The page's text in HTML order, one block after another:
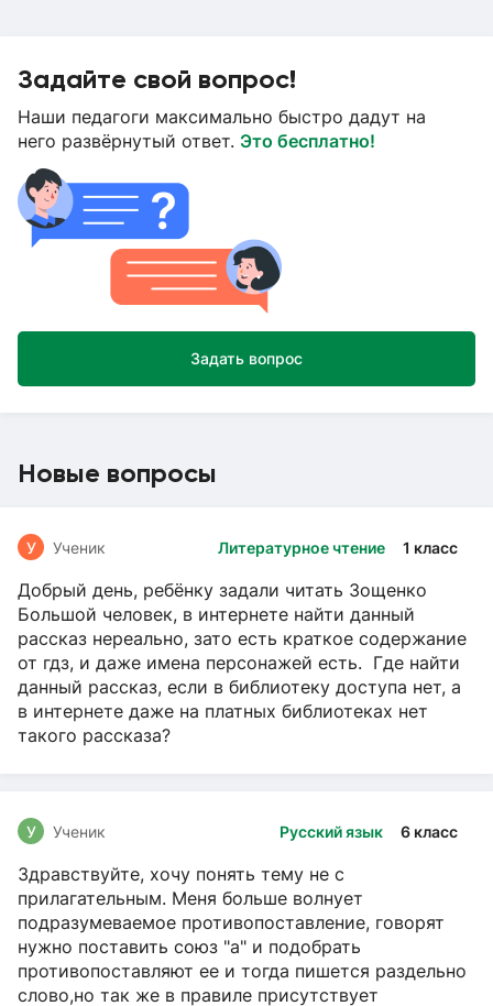
Задайте свой вопрос!
Наши педагоги максимально быстро дадут на
него развёрнутый ответ. Это бесплатно!
Задать вопрос
Новые вопросы
Литературное чтение 1 класс
У Ученик
Добрый день, ребёнку задали читать Зощенко
Большой человек, в интернете найти данный
рассказ нереально, зато есть краткое содержание
от гдз, и даже имена персонажей есть. Где найти
данный рассказ, если в библиотеку доступа нет, а
в интернете даже на платных библиотеках нет
такого рассказа?
Русский язык 6 класс
У Ученик
Здравствуйте, хочу понять тему не с
прилагательным. Меня больше волнует
подразумеваемое противопоставление, говорят
нужно поставить союз "а" и подобрать
противопоставляют ее и тогда пишется раздельно
слово,но так же в правиле присутствует